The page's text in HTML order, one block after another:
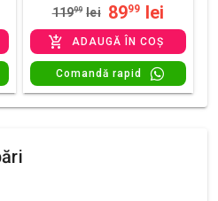
11999 lei 8999 lei
ADAUGĂ ÎN COȘ
Comandă rapid